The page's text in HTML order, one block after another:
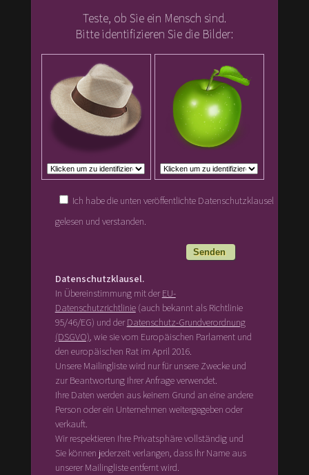
Teste, ob Sie ein Mensch sind.
Bitte identifizieren Sie die Bilder:
Ich habe die unten veröffentlichte Datenschutzklausel
gelesen und verstanden.
Datenschutzklausel.
In Übereinstimmung mit derEU-
Datenschutzrichtlinie(auch bekannt als Richtlinie
95/46/EG) und derDatenschutz-Grundverordnung
(DSGVO), wie sie vom Europäischen Parlament und
den europäischen Rat im April 2016.
Unsere Mailingliste wird nur für unsere Zwecke und
zur Beantwortung Ihrer Anfrage verwendet.
Ihre Daten werden aus keinem Grund an eine andere
Person oder ein Unternehmen weitergegeben oder
verkauft.
Wir respektieren Ihre Privatsphäre vollständig und
Sie können jederzeit verlangen, dass Ihr Name aus
unserer Mailingliste entfernt wird.